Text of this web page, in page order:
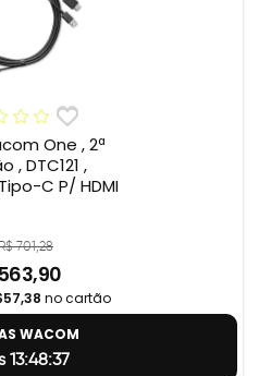
One , 2ª
, DTC121 ,
C P/ HDMI
701,28
no cartão
WACOM
13:48:37